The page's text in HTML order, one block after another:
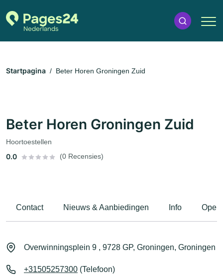
Startpagina Beter Horen Groningen Zuid
Beter Horen Groningen Zuid
Hoortoestellen
0.0 (0 Recensies)
Contact Nieuws & Aanbiedingen Info
Overwinningsplein 9 , 9728 GP, Groningen, Groningen
+31505257300 (Telefoon)